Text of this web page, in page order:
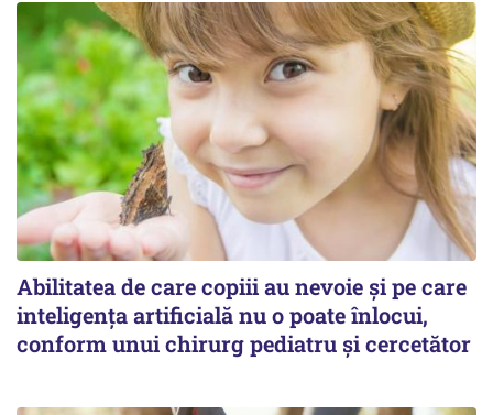
Abilitatea de care copiii au nevoie și pe care
inteligența artificială nu o poate înlocui,
conform unui chirurg pediatru și cercetător